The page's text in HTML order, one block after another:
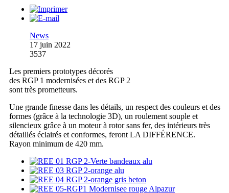
News
17 juin 2022
3537
Les premiers prototypes décorés
des RGP 1 modernisées et des RGP 2
sont très prometteurs.
Une grande finesse dans les détails, un respect des couleurs et des
formes (grâce à la technologie 3D), un roulement souple et
silencieux grâce à un moteur à rotor sans fer, des intérieurs très
détaillés éclairés et conformes, feront LA DIFFÉRENCE.
Rayon minimum de 420 mm.